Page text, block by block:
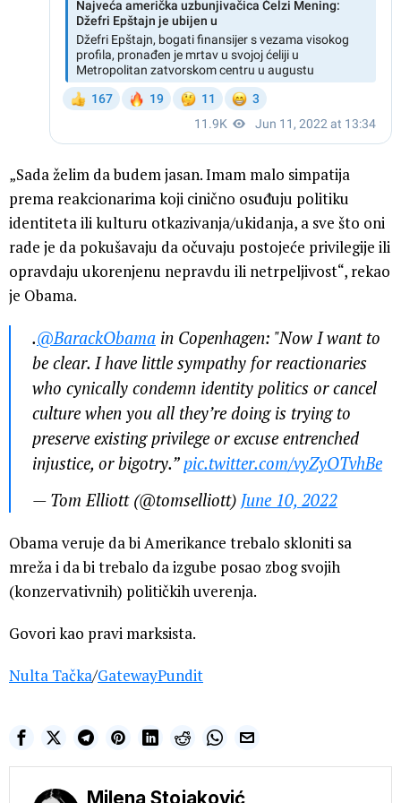
„Sada želim da budem jasan. Imam malo simpatija
prema reakcionarima koji cinično osuđuju politiku
identiteta ili kulturu otkazivanja/ukidanja, a sve što oni
rade je da pokušavaju da očuvaju postojeće privilegije ili
opravdaju ukorenjenu nepravdu ili netrpeljivost“, rekao
je Obama.
.@BarackObama in Copenhagen: "Now I want to
be clear. I have little sympathy for reactionaries
who cynically condemn identity politics or cancel
culture when you all they’re doing is trying to
preserve existing privilege or excuse entrenched
injustice, or bigotry.” pic.twitter.com/vyZyOTvhBe
— Tom Elliott (@tomselliott) June 10, 2022
Obama veruje da bi Amerikance trebalo skloniti sa
mreža i da bi trebalo da izgube posao zbog svojih
(konzervativnih) političkih uverenja.
Govori kao pravi marksista.
Nulta Tačka/GatewayPundit
Milena Stojaković